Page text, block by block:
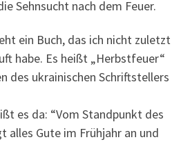
Sehnsucht nach dem Feuer.
ein Buch, das ich nicht zuletzt
habe. Es heißt „Herbstfeuer“
des ukrainischen Schriftstellers
es da: “Vom Standpunkt des
alles Gute im Frühjahr an und